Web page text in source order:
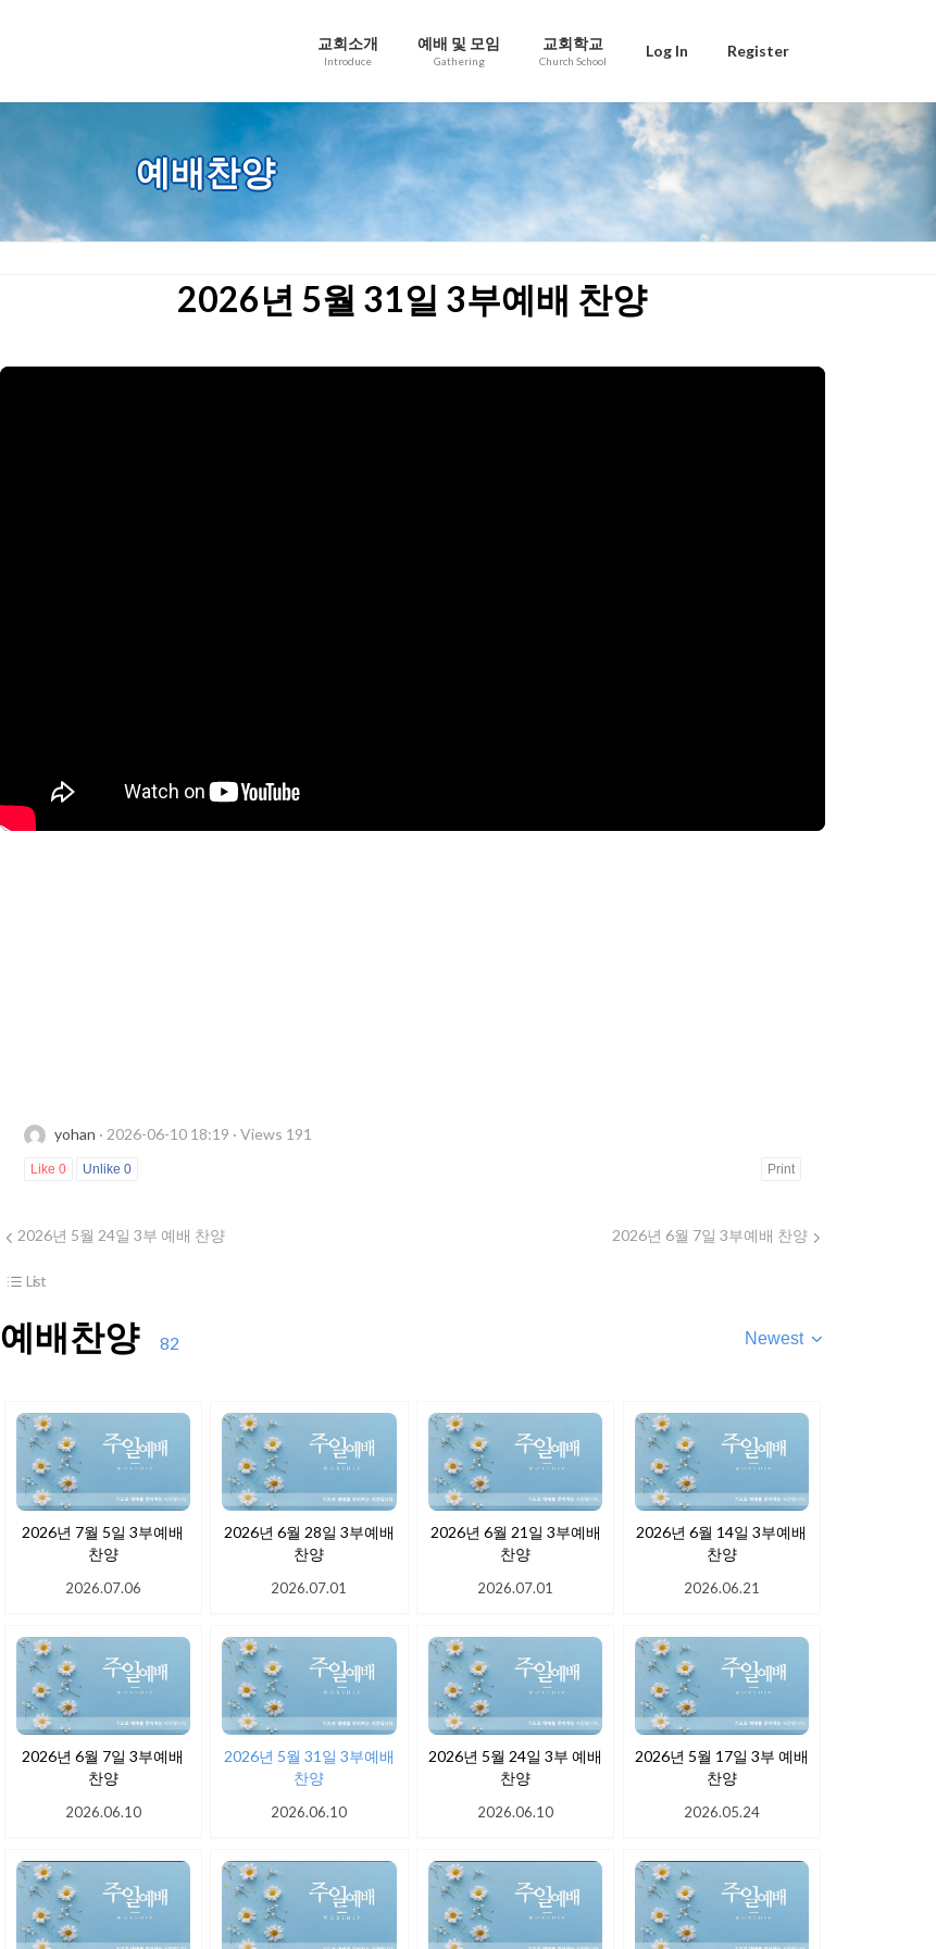
교회소개
Introduce
예배 및 모임
Gathering
교회학교
Church School
Log In Register
예배찬양
2026년 5월 31일 3부예배 찬양
yohan · 2026-06-10 18:19 · Views 191
Like 0 Unlike 0 Print
2026년 5월 24일 3부 예배 찬양 2026년 6월 7일 3부예배 찬양
List
예배찬양 82 Newest
2026년 7월 5일 3부예배
찬양
2026.07.06
2026년 6월 28일 3부예배
찬양
2026.07.01
2026년 6월 21일 3부예배
찬양
2026.07.01
2026년 6월 14일 3부예배
찬양
2026.06.21
2026년 6월 7일 3부예배
찬양
2026.06.10
2026년 5월 31일 3부예배
찬양
2026.06.10
2026년 5월 24일 3부 예배
찬양
2026.06.10
2026년 5월 17일 3부 예배
찬양
2026.05.24